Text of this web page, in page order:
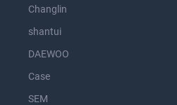
Changlin
shantui
DAEWOO
Case
SEM